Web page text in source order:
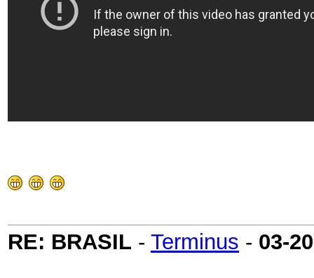
RE: BRASIL - Terminus - 03-